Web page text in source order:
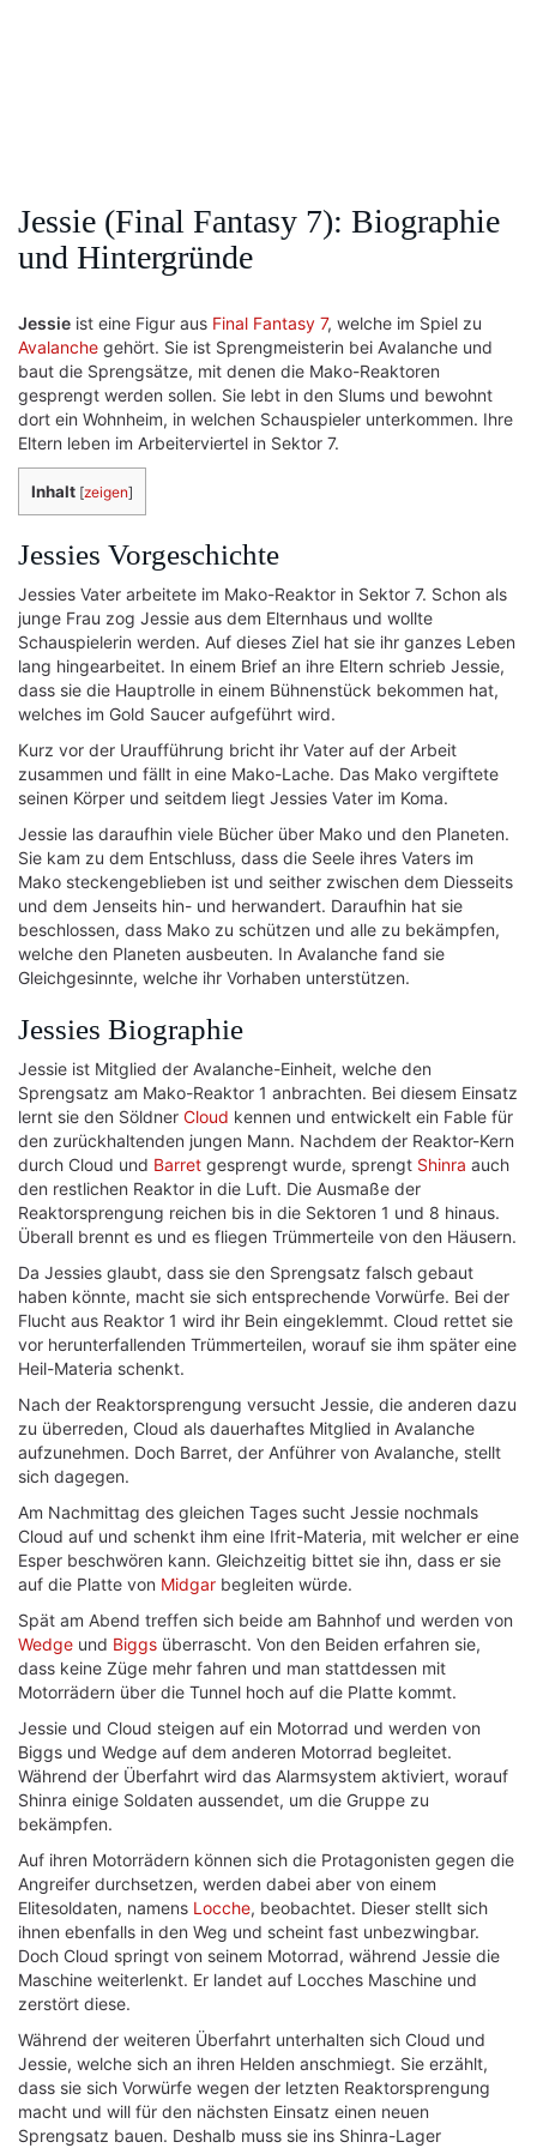
Jessie (Final Fantasy 7): Biographie
und Hintergründe
Jessie ist eine Figur aus Final Fantasy 7, welche im Spiel zu
Avalanche gehört. Sie ist Sprengmeisterin bei Avalanche und
baut die Sprengsätze, mit denen die Mako-Reaktoren
gesprengt werden sollen. Sie lebt in den Slums und bewohnt
dort ein Wohnheim, in welchen Schauspieler unterkommen. Ihre
Eltern leben im Arbeiterviertel in Sektor 7.
Inhalt [zeigen]
Jessies Vorgeschichte
Jessies Vater arbeitete im Mako-Reaktor in Sektor 7. Schon als
junge Frau zog Jessie aus dem Elternhaus und wollte
Schauspielerin werden. Auf dieses Ziel hat sie ihr ganzes Leben
lang hingearbeitet. In einem Brief an ihre Eltern schrieb Jessie,
dass sie die Hauptrolle in einem Bühnenstück bekommen hat,
welches im Gold Saucer aufgeführt wird.
Kurz vor der Uraufführung bricht ihr Vater auf der Arbeit
zusammen und fällt in eine Mako-Lache. Das Mako vergiftete
seinen Körper und seitdem liegt Jessies Vater im Koma.
Jessie las daraufhin viele Bücher über Mako und den Planeten.
Sie kam zu dem Entschluss, dass die Seele ihres Vaters im
Mako steckengeblieben ist und seither zwischen dem Diesseits
und dem Jenseits hin- und herwandert. Daraufhin hat sie
beschlossen, dass Mako zu schützen und alle zu bekämpfen,
welche den Planeten ausbeuten. In Avalanche fand sie
Gleichgesinnte, welche ihr Vorhaben unterstützen.
Jessies Biographie
Jessie ist Mitglied der Avalanche-Einheit, welche den
Sprengsatz am Mako-Reaktor 1 anbrachten. Bei diesem Einsatz
lernt sie den Söldner Cloud kennen und entwickelt ein Fable für
den zurückhaltenden jungen Mann. Nachdem der Reaktor-Kern
durch Cloud und Barret gesprengt wurde, sprengt Shinra auch
den restlichen Reaktor in die Luft. Die Ausmaße der
Reaktorsprengung reichen bis in die Sektoren 1 und 8 hinaus.
Überall brennt es und es fliegen Trümmerteile von den Häusern.
Da Jessies glaubt, dass sie den Sprengsatz falsch gebaut
haben könnte, macht sie sich entsprechende Vorwürfe. Bei der
Flucht aus Reaktor 1 wird ihr Bein eingeklemmt. Cloud rettet sie
vor herunterfallenden Trümmerteilen, worauf sie ihm später eine
Heil-Materia schenkt.
Nach der Reaktorsprengung versucht Jessie, die anderen dazu
zu überreden, Cloud als dauerhaftes Mitglied in Avalanche
aufzunehmen. Doch Barret, der Anführer von Avalanche, stellt
sich dagegen.
Am Nachmittag des gleichen Tages sucht Jessie nochmals
Cloud auf und schenkt ihm eine Ifrit-Materia, mit welcher er eine
Esper beschwören kann. Gleichzeitig bittet sie ihn, dass er sie
auf die Platte von Midgar begleiten würde.
Spät am Abend treffen sich beide am Bahnhof und werden von
Wedge und Biggs überrascht. Von den Beiden erfahren sie,
dass keine Züge mehr fahren und man stattdessen mit
Motorrädern über die Tunnel hoch auf die Platte kommt.
Jessie und Cloud steigen auf ein Motorrad und werden von
Biggs und Wedge auf dem anderen Motorrad begleitet.
Während der Überfahrt wird das Alarmsystem aktiviert, worauf
Shinra einige Soldaten aussendet, um die Gruppe zu
bekämpfen.
Auf ihren Motorrädern können sich die Protagonisten gegen die
Angreifer durchsetzen, werden dabei aber von einem
Elitesoldaten, namens Locche, beobachtet. Dieser stellt sich
ihnen ebenfalls in den Weg und scheint fast unbezwingbar.
Doch Cloud springt von seinem Motorrad, während Jessie die
Maschine weiterlenkt. Er landet auf Locches Maschine und
zerstört diese.
Während der weiteren Überfahrt unterhalten sich Cloud und
Jessie, welche sich an ihren Helden anschmiegt. Sie erzählt,
dass sie sich Vorwürfe wegen der letzten Reaktorsprengung
macht und will für den nächsten Einsatz einen neuen
Sprengsatz bauen. Deshalb muss sie ins Shinra-Lager